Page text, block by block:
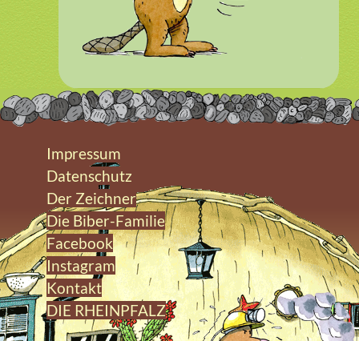
Impressum
Datenschutz
Der Zeichner
Die Biber-Familie
Facebook
Instagram
Kontakt
DIE RHEINPFALZ